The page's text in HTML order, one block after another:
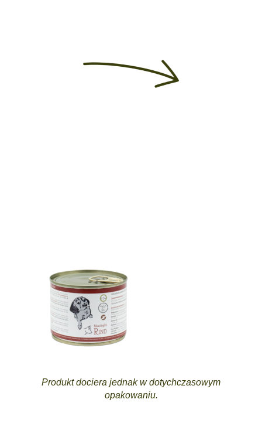
Produkt dociera jednak w dotychczasowym
opakowaniu.